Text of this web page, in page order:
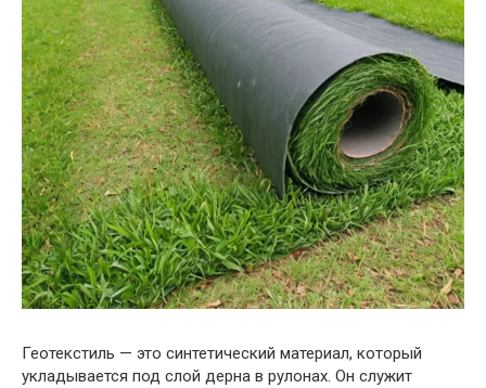
Геотекстиль — это синтетический материал, который
укладывается под слой дерна в рулонах. Он служит